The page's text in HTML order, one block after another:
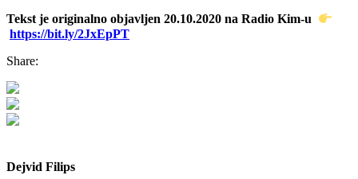
Tekst je originalno objavljen 20.10.2020 na Radio Kim-u
https://bit.ly/2JxEpPT
Share:
Dejvid Filips